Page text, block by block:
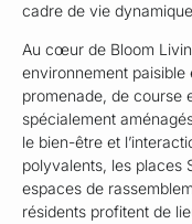
cadre de vie
Au cœur de Bloom
environnement
promenade, de course
spécialement
le bien-être et
polyvalents, les places
espaces de
résidents profitent de